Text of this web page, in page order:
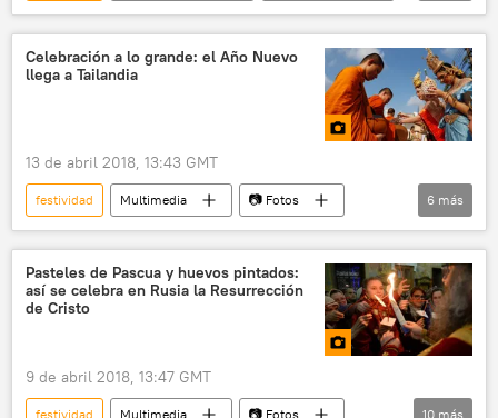
México
Día de los Muertos
Playbuzz
noticias
Celebración a lo grande: el Año Nuevo
llega a Tailandia
13 de abril 2018, 13:43 GMT
festividad Multimedia
📷 Fotos
Tailandia
Bangkok
Año Nuevo
Año Nuevo Budista
festival
tradiciones
6 más
Pasteles de Pascua y huevos pintados:
así se celebra en Rusia la Resurrección
de Cristo
9 de abril 2018, 13:47 GMT
festividad Multimedia
📷 Fotos
10 más